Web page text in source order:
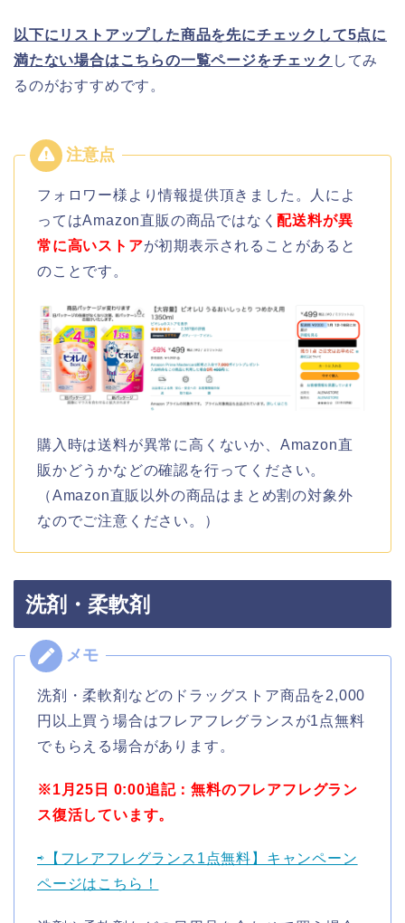
以下にリストアップした商品を先にチェックして5点に
満たない場合はこちらの一覧ページをチェック してみ
るのがおすすめです。
フォロワー様より情報提供頂きました。人によ
ってはAmazon直販の商品ではなく配送料が異
常に高いストアが初期表示されることがあると
のことです。
購入時は送料が異常に高くないか、Amazon直
販かどうかなどの確認を行ってください。
（Amazon直販以外の商品はまとめ割の対象外
なのでご注意ください。）
洗剤・柔軟剤
洗剤・柔軟剤などのドラッグストア商品を2,000
円以上買う場合はフレアフレグランスが1点無料
でもらえる場合があります。
※1月25日 0:00追記：無料のフレアフレグラン
ス復活しています。
⇨【フレアフレグランス1点無料】キャンペーン
ページはこちら！